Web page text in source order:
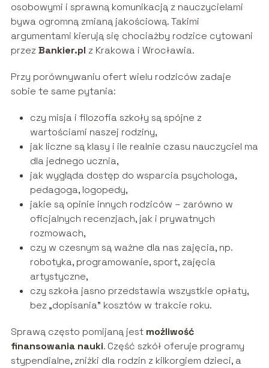
osobowymi i sprawną komunikacją z nauczycielami
bywa ogromną zmianą jakościową. Takimi
argumentami kierują się chociażby rodzice cytowani
przez Bankier.pl z Krakowa i Wrocławia.
Przy porównywaniu ofert wielu rodziców zadaje
sobie te same pytania:
czy misja i filozofia szkoły są spójne z
wartościami naszej rodziny,
jak liczne są klasy i ile realnie czasu nauczyciel ma
dla jednego ucznia,
jak wygląda dostęp do wsparcia psychologa,
pedagoga, logopedy,
jakie są opinie innych rodziców – zarówno w
oficjalnych recenzjach, jak i prywatnych
rozmowach,
czy w czesnym są ważne dla nas zajęcia, np.
robotyka, programowanie, sport, zajęcia
artystyczne,
czy szkoła jasno przedstawia wszystkie opłaty,
bez „dopisania” kosztów w trakcie roku.
Sprawą często pomijaną jest możliwość
finansowania nauki. Część szkół oferuje programy
stypendialne, zniżki dla rodzin z kilkorgiem dzieci, a